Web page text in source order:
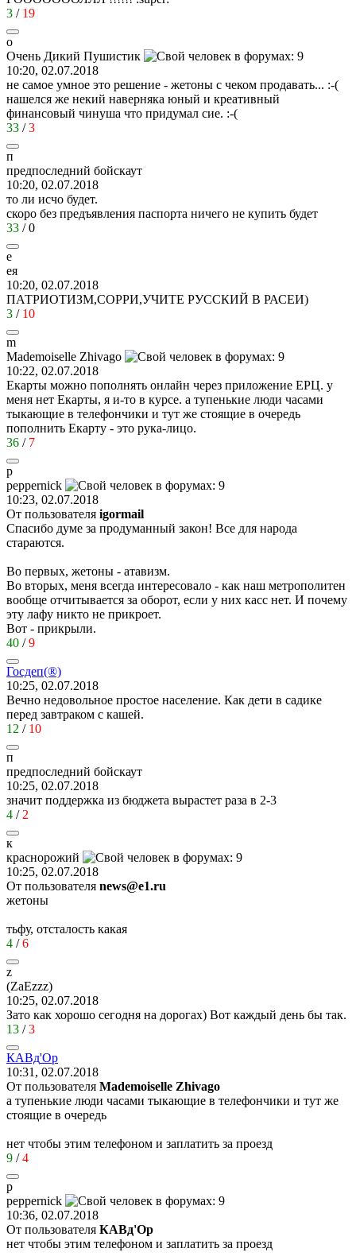
3 / 19
о
Очень Дикий Пушистик
10:20, 02.07.2018
не самое умное это решение - жетоны с чеком продавать... :-(
нашелся же некий наверняка юный и креативный
финансовый чинуша что придумал сие. :-(
33 /3
п
предпоследний бойскаут
10:20, 02.07.2018
то ли исчо будет.
скоро без предъявления паспорта ничего не купить будет
33 /0
е
ея
10:20, 02.07.2018
ПАТРИОТИЗМ,СОРРИ,УЧИТЕ РУССКИЙ В РАСЕИ)
3 / 10
m
Mademoiselle Zhivago
10:22, 02.07.2018
Екарты можно пополнять онлайн через приложение ЕРЦ. у
меня нет Екарты, я и-то в курсе. а тупенькие люди часами
тыкающие в телефончики и тут же стоящие в очередь
пополнить Екарту - это рука-лицо.
36 / 7
p
peppernick
10:23, 02.07.2018
От пользователя igormail
Спасибо думе за продуманный закон! Все для народа
стараются.
Во первых, жетоны - атавизм.
Во вторых, меня всегда интересовало - как наш метрополитен
вообще отчитывается за оборот, если у них касс нет. И почему
эту лафу никто не прикроет.
Вот - прикрыли.
40 /9
Госдеп(®)
10:25, 02.07.2018
Вечно недовольное простое население. Как дети в садике
перед завтраком с кашей.
12 / 10
п
предпоследний бойскаут
10:25, 02.07.2018
значит поддержка из бюджета вырастет раза в 2-3
4 / 2
к
краснорожий
10:25, 02.07.2018
От пользователя news@e1.ru
жетоны
тьфу, отсталость какая
4 /6
z
(ZaEzzz)
10:25, 02.07.2018
Зато как хорошо сегодня на дорогах) Вот каждый день бы так.
13 /3
КАВд'Ор
10:31, 02.07.2018
От пользователя Mademoiselle Zhivago
а тупенькие люди часами тыкающие в телефончики и тут же
стоящие в очередь
нет чтобы этим телефоном и заплатить за проезд
9 /4
p
peppernick
10:36, 02.07.2018
От пользователя КАВд'Ор
нет чтобы этим телефоном и заплатить за проезд